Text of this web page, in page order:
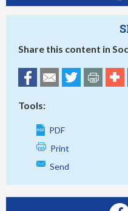
Share this content in
Tools:
PDF
Print
Send